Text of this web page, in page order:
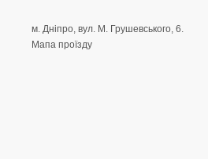
м. Дніпро, вул. М. Грушевського, 6.
Мапа проїзду